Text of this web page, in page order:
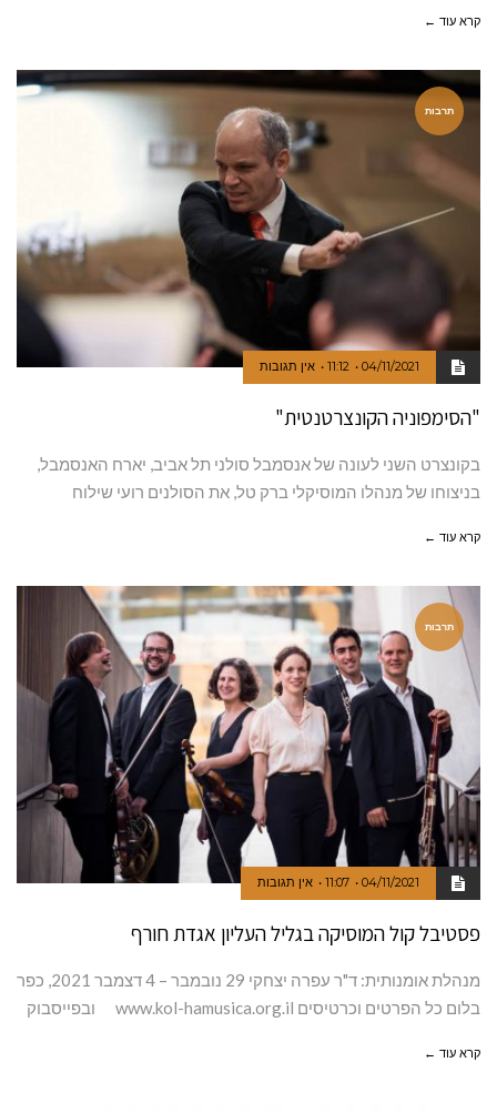
קרא עוד ←
תרבות
04/11/2021
11:12 אין תגובות
"הסימפוניה הקונצרטנטית"
בקונצרט השני לעונה של אנסמבל סולני תל אביב, יארח האנסמבל,
בניצוחו של מנהלו המוסיקלי ברק טל, את הסולנים רועי שילוח
קרא עוד ←
תרבות
04/11/2021
11:07 אין תגובות
פסטיבל קול המוסיקה בגליל העליון אגדת חורף
מנהלת אומנותית: ד"ר עפרה יצחקי 29 נובמבר – 4 דצמבר 2021, כפר
בלום כל הפרטים וכרטיסים www.kol-hamusica.org.il ובפייסבוק
קרא עוד ←